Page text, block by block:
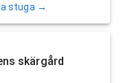
stuga →
skärgård